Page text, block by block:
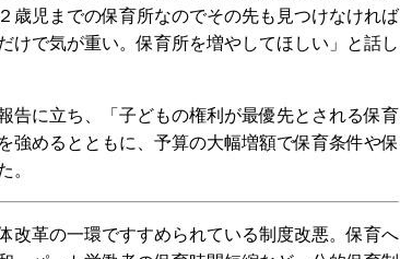
歳児までの保育所なのでその先も見つけなければ
けで気が重い。保育所を増やしてほしい」と話し
に立ち、「子どもの権利が最優先とされる保育
強めるとともに、予算の大幅増額で保育条件や保
。
改革の一環ですすめられている制度改悪。保育へ